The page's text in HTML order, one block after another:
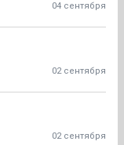
04 сентября
02 сентября
02 сентября